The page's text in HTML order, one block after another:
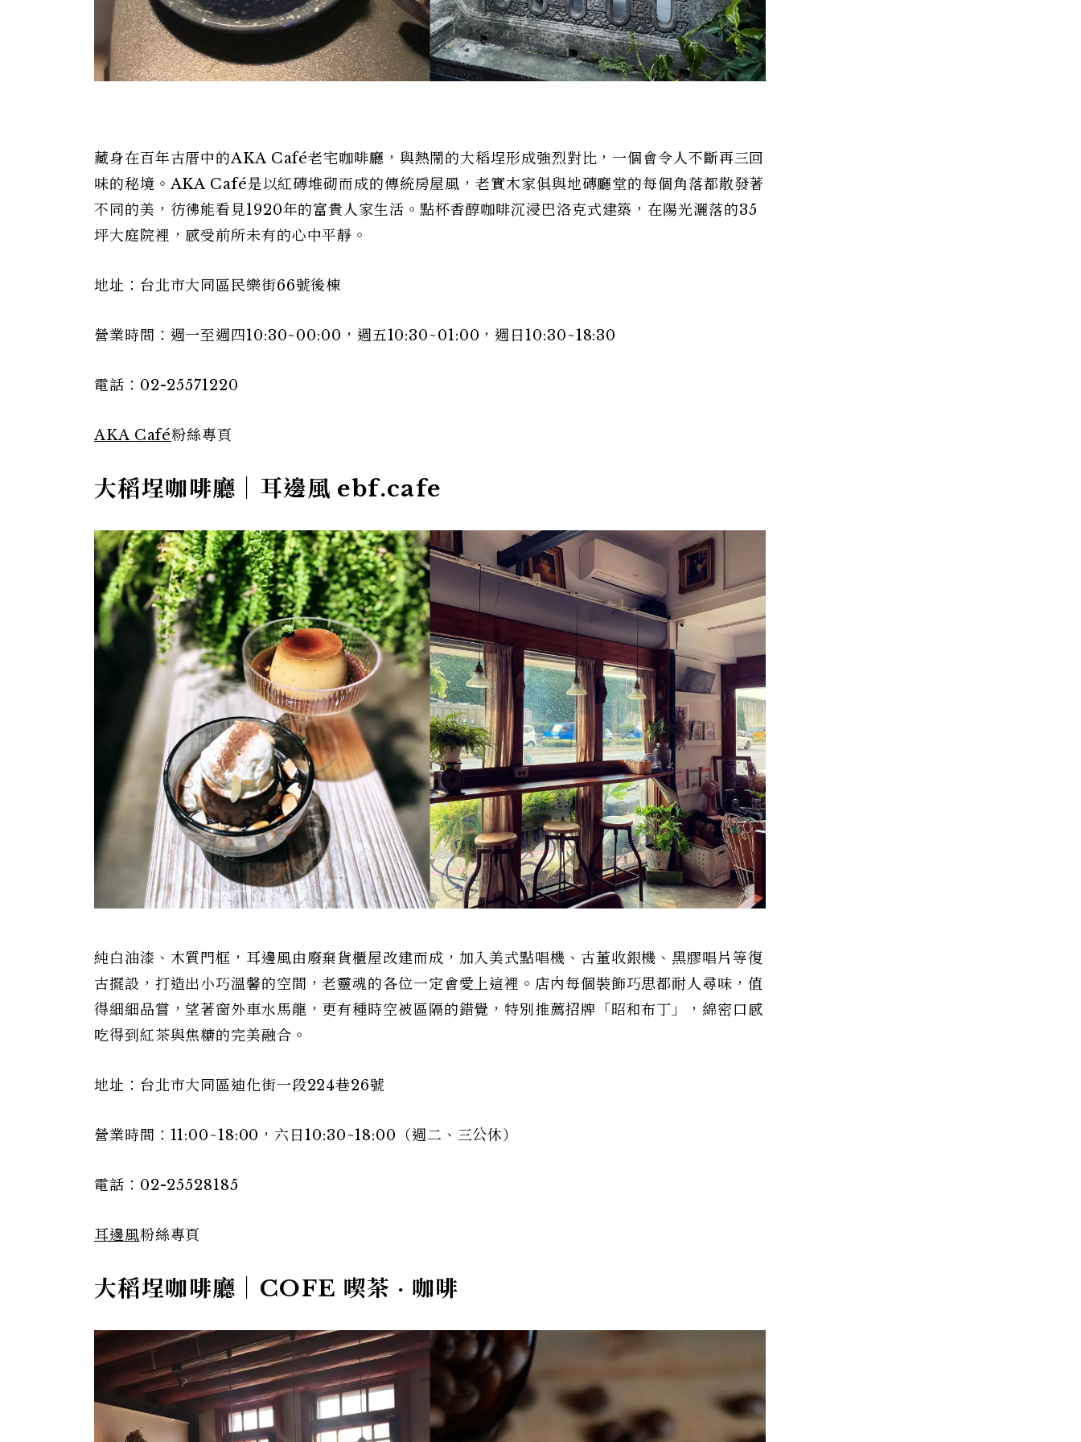
藏身在百年古厝中的AKA Café老宅咖啡廳，與熱鬧的大稻埕形成強烈對比，一個會令人不斷再三回
味的秘境。AKA Café是以紅磚堆砌而成的傳統房屋風，老實木家俱與地磚廳堂的每個角落都散發著
不同的美，彷彿能看見1920年的富貴人家生活。點杯香醇咖啡沉浸巴洛克式建築，在陽光灑落的35
坪大庭院裡，感受前所未有的心中平靜。
地址：台北市大同區民樂街66號後棟
營業時間：週一至週四10:30~00:00，週五10:30~01:00，週日10:30~18:30
電話：02-25571220
AKA Café粉絲專頁
大稻埕咖啡廳｜耳邊風 ebf.cafe
純白油漆、木質門框，耳邊風由廢棄貨櫃屋改建而成，加入美式點唱機、古董收銀機、黑膠唱片等復
古擺設，打造出小巧溫馨的空間，老靈魂的各位一定會愛上這裡。店內每個裝飾巧思都耐人尋味，值
得細細品嘗，望著窗外車水馬龍，更有種時空被區隔的錯覺，特別推薦招牌「昭和布丁」，綿密口感
吃得到紅茶與焦糖的完美融合。
地址：台北市大同區迪化街一段224巷26號
營業時間：11:00~18:00，六日10:30~18:00（週二、三公休）
電話：02-25528185
耳邊風粉絲專頁
大稻埕咖啡廳｜COFE 喫茶 · 咖啡